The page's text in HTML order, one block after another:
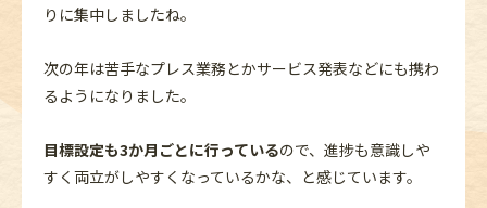
りに集中しましたね。
次の年は苦手なプレス業務とかサービス発表などにも携わ
るようになりました。
目標設定も3か月ごとに行っているので、進捗も意識しや
すく両立がしやすくなっているかな、と感じています。